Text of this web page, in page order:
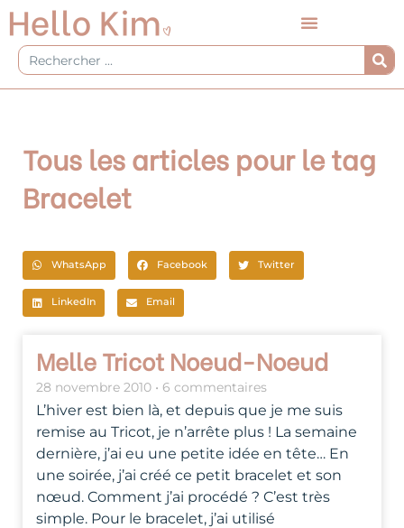
Aller
au
contenu
Rechercher
Tous les articles pour le tag
Bracelet
WhatsApp Facebook Twitter
LinkedIn Email
Melle Tricot Noeud-Noeud
28 novembre 2010 6 commentaires
L’hiver est bien là, et depuis que je me suis
remise au Tricot, je n’arrête plus ! La semaine
dernière, j’ai eu une petite idée en tête… En
une soirée, j’ai créé ce petit bracelet et son
nœud. Comment j’ai procédé ? C’est très
simple. Pour le bracelet, j’ai utilisé